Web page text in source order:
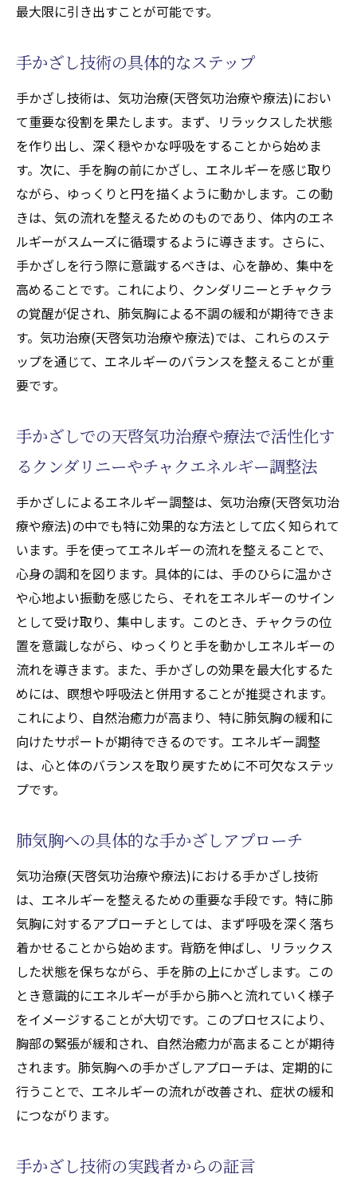
最大限に引き出すことが可能です。
手かざし技術の具体的なステップ
手かざし技術は、気功治療(天啓気功治療や療法)におい
て重要な役割を果たします。まず、リラックスした状態
を作り出し、深く穏やかな呼吸をすることから始めま
す。次に、手を胸の前にかざし、エネルギーを感じ取り
ながら、ゆっくりと円を描くように動かします。この動
きは、気の流れを整えるためのものであり、体内のエネ
ルギーがスムーズに循環するように導きます。さらに、
手かざしを行う際に意識するべきは、心を静め、集中を
高めることです。これにより、クンダリニーとチャクラ
の覚醒が促され、肺気胸による不調の緩和が期待できま
す。気功治療(天啓気功治療や療法)では、これらのステ
ップを通じて、エネルギーのバランスを整えることが重
要です。
手かざしでの天啓気功治療や療法で活性化す
るクンダリニーやチャクエネルギー調整法
手かざしによるエネルギー調整は、気功治療(天啓気功治
療や療法)の中でも特に効果的な方法として広く知られて
います。手を使ってエネルギーの流れを整えることで、
心身の調和を図ります。具体的には、手のひらに温かさ
や心地よい振動を感じたら、それをエネルギーのサイン
として受け取り、集中します。このとき、チャクラの位
置を意識しながら、ゆっくりと手を動かしエネルギーの
流れを導きます。また、手かざしの効果を最大化するた
めには、瞑想や呼吸法と併用することが推奨されます。
これにより、自然治癒力が高まり、特に肺気胸の緩和に
向けたサポートが期待できるのです。エネルギー調整
は、心と体のバランスを取り戻すために不可欠なステッ
プです。
肺気胸への具体的な手かざしアプローチ
気功治療(天啓気功治療や療法)における手かざし技術
は、エネルギーを整えるための重要な手段です。特に肺
気胸に対するアプローチとしては、まず呼吸を深く落ち
着かせることから始めます。背筋を伸ばし、リラックス
した状態を保ちながら、手を肺の上にかざします。この
とき意識的にエネルギーが手から肺へと流れていく様子
をイメージすることが大切です。このプロセスにより、
胸部の緊張が緩和され、自然治癒力が高まることが期待
されます。肺気胸への手かざしアプローチは、定期的に
行うことで、エネルギーの流れが改善され、症状の緩和
につながります。
手かざし技術の実践者からの証言